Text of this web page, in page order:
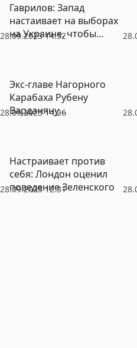
28.09.2023 14:52
Гаврилов: Запад
настаивает на выборах
на Украине, чтобы
28.09.2023 14:26
Экс-главе Нагорного
Карабаха Рубену
Варданяну
терроризма
28.09.2023 12:31
Настраивает против
себя: Лондон оценил
поведение Зеленского